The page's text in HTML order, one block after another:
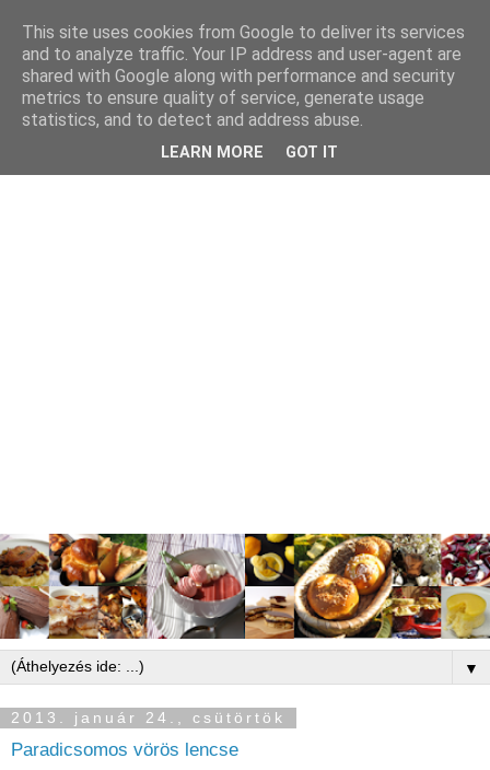
▼
2013. január 24., csütörtök
Paradicsomos vörös lencse
This site uses cookies from Google to deliver its services
and to analyze traffic. Your IP address and user-agent are
shared with Google along with performance and security
metrics to ensure quality of service, generate usage
statistics, and to detect and address abuse.
LEARN MORE GOT IT